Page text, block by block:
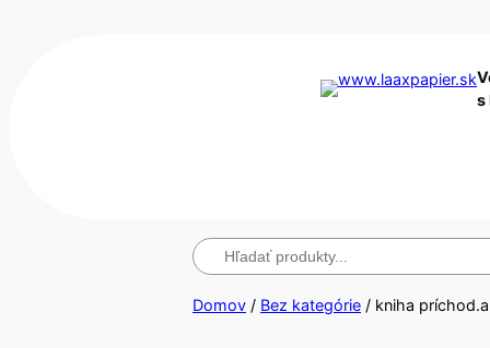
s
Hľadanie
Domov / Bez kategórie / kniha